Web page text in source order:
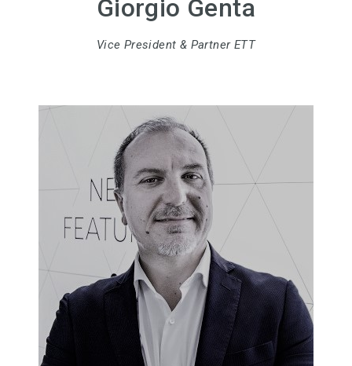
Giorgio Genta
Vice President & Partner ETT